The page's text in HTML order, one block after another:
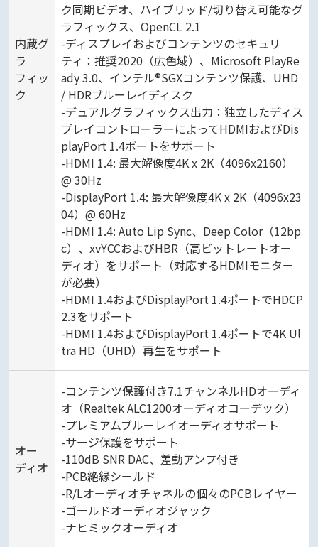
内蔵グ
ラ
フィッ
ク
ク同期ビデオ、ハイブリッド/切り替え可能なグ
ラフィックス、OpenCL 2.1
-ディスプレイおよびコンテンツのセキュリ
ティ：推奨2020（広色域）、Microsoft PlayRe
ady 3.0、インテル®SGXコンテンツ保護、UHD
/ HDRブルーレイディスク
-デュアルグラフィックス出力：独立したディス
プレイコントローラーによってHDMIおよびDis
playPort 1.4ポートをサポート
-HDMI 1.4: 最大解像度4K x 2K（4096x2160）
@ 30Hz
-DisplayPort 1.4: 最大解像度4K x 2K（4096x23
04）@ 60Hz
-HDMI 1.4: Auto Lip Sync、Deep Color（12bp
c）、xvYCCおよびHBR（高ビットレートオー
ディオ）をサポート（対応するHDMIモニター
が必要）
-HDMI 1.4およびDisplayPort 1.4ポートでHDCP
2.3をサポート
-HDMI 1.4およびDisplayPort 1.4ポートで4K Ul
tra HD（UHD）再生をサポート
オー
ディオ
-コンテンツ保護付き7.1チャンネルHDオーディ
オ（Realtek ALC1200オーディオコーデック）
-プレミアムブルーレイオーディオサポート
-サージ保護をサポート
-110dB SNR DAC、差動アンプ付き
-PCB絶縁シールド
-R/Lオーディオチャネルの個々のPCBレイヤー
-ゴールドオーディオジャック
-ナヒミックオーディオ